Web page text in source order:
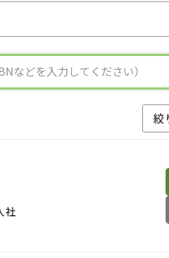
語辞典
シア語辞典
・談話・表現
学
絞
社